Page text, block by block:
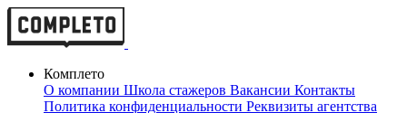
Комплето
О компании Школа стажеров Вакансии Контакты
Политика конфиденциальности Реквизиты агентства